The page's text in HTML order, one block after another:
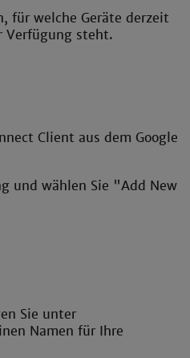
für welche Geräte derzeit
Verfügung steht.
Client aus dem Google
und wählen Sie "Add New
Sie unter
Namen für Ihre